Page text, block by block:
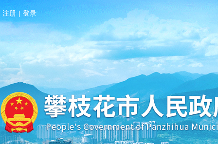
注册 | 登录